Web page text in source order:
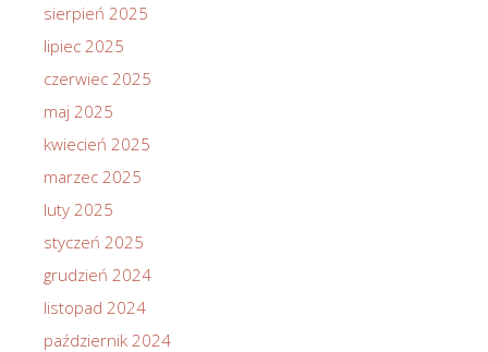
sierpień 2025
lipiec 2025
czerwiec 2025
maj 2025
kwiecień 2025
marzec 2025
luty 2025
styczeń 2025
grudzień 2024
listopad 2024
październik 2024